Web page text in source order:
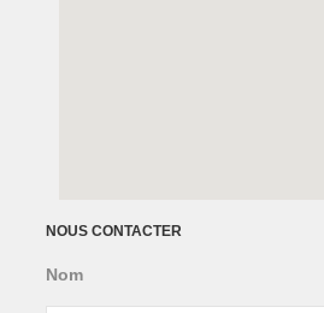
NOUS CONTACTER
Nom